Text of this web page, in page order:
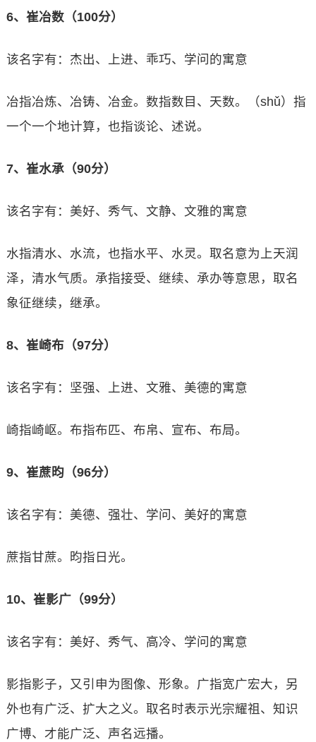
6、崔冶数（100分）
该名字有：杰出、上进、乖巧、学问的寓意
冶指冶炼、冶铸、冶金。数指数目、天数。（shǔ）指
一个一个地计算，也指谈论、述说。
7、崔水承（90分）
该名字有：美好、秀气、文静、文雅的寓意
水指清水、水流，也指水平、水灵。取名意为上天润
泽，清水气质。承指接受、继续、承办等意思，取名
象征继续，继承。
8、崔崎布（97分）
该名字有：坚强、上进、文雅、美德的寓意
崎指崎岖。布指布匹、布帛、宣布、布局。
9、崔蔗昀（96分）
该名字有：美德、强壮、学问、美好的寓意
蔗指甘蔗。昀指日光。
10、崔影广（99分）
该名字有：美好、秀气、高冷、学问的寓意
影指影子，又引申为图像、形象。广指宽广宏大，另
外也有广泛、扩大之义。取名时表示光宗耀祖、知识
广博、才能广泛、声名远播。